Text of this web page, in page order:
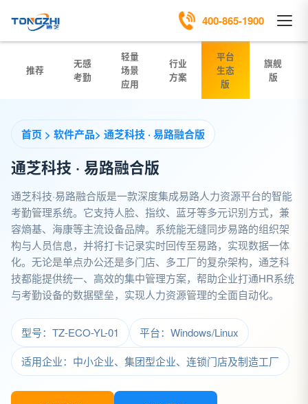
400-865-1900
推荐
无感
考勤
轻量
场景
应用
行业
方案
平台
生态
版
旗舰
版
首页 > 软件产品> 通芝科技 · 易路融合版
通芝科技 · 易路融合版
通芝科技·易路融合版是一款深度集成易路人力资源平台的智能
考勤管理系统。它支持人脸、指纹、蓝牙等多元识别方式，兼
容熵基、海康等主流设备品牌。系统能无缝同步易路的组织架
构与人员信息，并将打卡记录实时回传至易路，实现数据一体
化。无论是单点办公还是多门店、多工厂的复杂架构，通芝科
技都能提供统一、高效的集中管理方案，帮助企业打通HR系统
与考勤设备的数据壁垒，实现人力资源管理的全面自动化。
型号：TZ-ECO-YL-01
平台：Windows/Linux
适用企业：中小企业、集团型企业、连锁门店及制造工厂